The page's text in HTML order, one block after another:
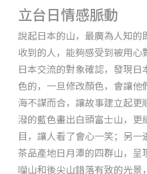
立台日情感脈動
說起日本的山，最廣為人知
收到的人，能夠感受到被用
日本交流的對象確認，發現
色的，一旦修改顏色，會讓
海不謀而合，讓故事建立起
潑的藍色畫出白頭富士山，
目，讓人看了會心一笑；另
茶品產地日月潭的四群山，
囒山和後尖山錯落有致的光景